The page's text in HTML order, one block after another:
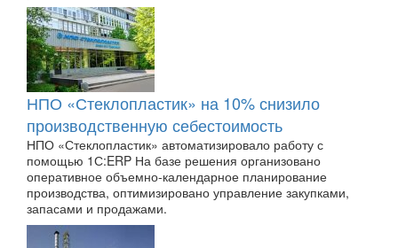
НПО «Стеклопластик» на 10% снизило
производственную себестоимость
НПО «Стеклопластик» автоматизировало работу с
помощью 1С:ERP На базе решения организовано
оперативное объемно-календарное планирование
производства, оптимизировано управление закупками,
запасами и продажами.